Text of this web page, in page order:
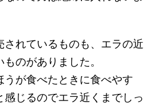
れているものも、エラの近
のがありました。
うが食べたときに食べやす
感じるのでエラ近くまでしっ